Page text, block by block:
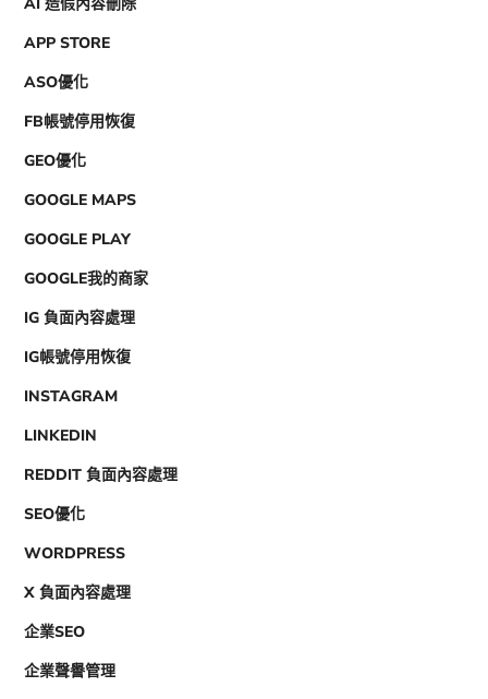
AI 造假內容刪除
APP STORE
ASO優化
FB帳號停用恢復
GEO優化
GOOGLE MAPS
GOOGLE PLAY
GOOGLE我的商家
IG 負面內容處理
IG帳號停用恢復
INSTAGRAM
LINKEDIN
REDDIT 負面內容處理
SEO優化
WORDPRESS
X 負面內容處理
企業SEO
企業聲譽管理